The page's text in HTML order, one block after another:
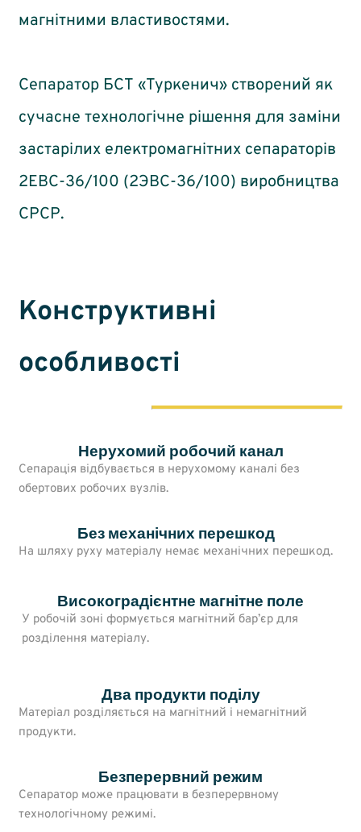
магнітними властивостями.
Сепаратор БСТ «Туркенич» створений як
сучасне технологічне рішення для заміни
застарілих електромагнітних сепараторів
2ЕВС-36/100 (2ЭВС-36/100) виробництва
СРСР.
Конструктивні
особливості
Нерухомий робочий канал
Сепарація відбувається в нерухомому каналі без
обертових робочих вузлів.
Без механічних перешкод
На шляху руху матеріалу немає механічних перешкод.
Високоградієнтне магнітне поле
У робочій зоні формується магнітний бар’єр для
розділення матеріалу.
Два продукти поділу
Матеріал розділяється на магнітний і немагнітний
продукти.
Безперервний режим
Сепаратор може працювати в безперервному
технологічному режимі.